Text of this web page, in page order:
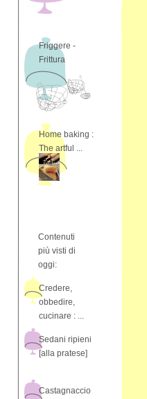
Friggere -
Frittura
Home baking :
The artful ...
Contenuti
più visti di
oggi:
Credere,
obbedire,
cucinare : ...
Sedani ripieni
[alla pratese]
Castagnaccio